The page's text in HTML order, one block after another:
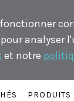
et notre
PRODUITS